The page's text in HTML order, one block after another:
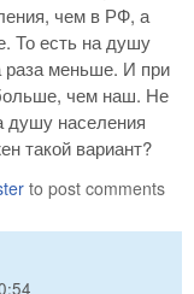
чем в РФ, а
То есть на душу
раза меньше. И при
чем наш. Не
душу населения
такой вариант?
to post comments